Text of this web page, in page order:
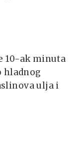
10-ak minuta
hladnog
ulja i